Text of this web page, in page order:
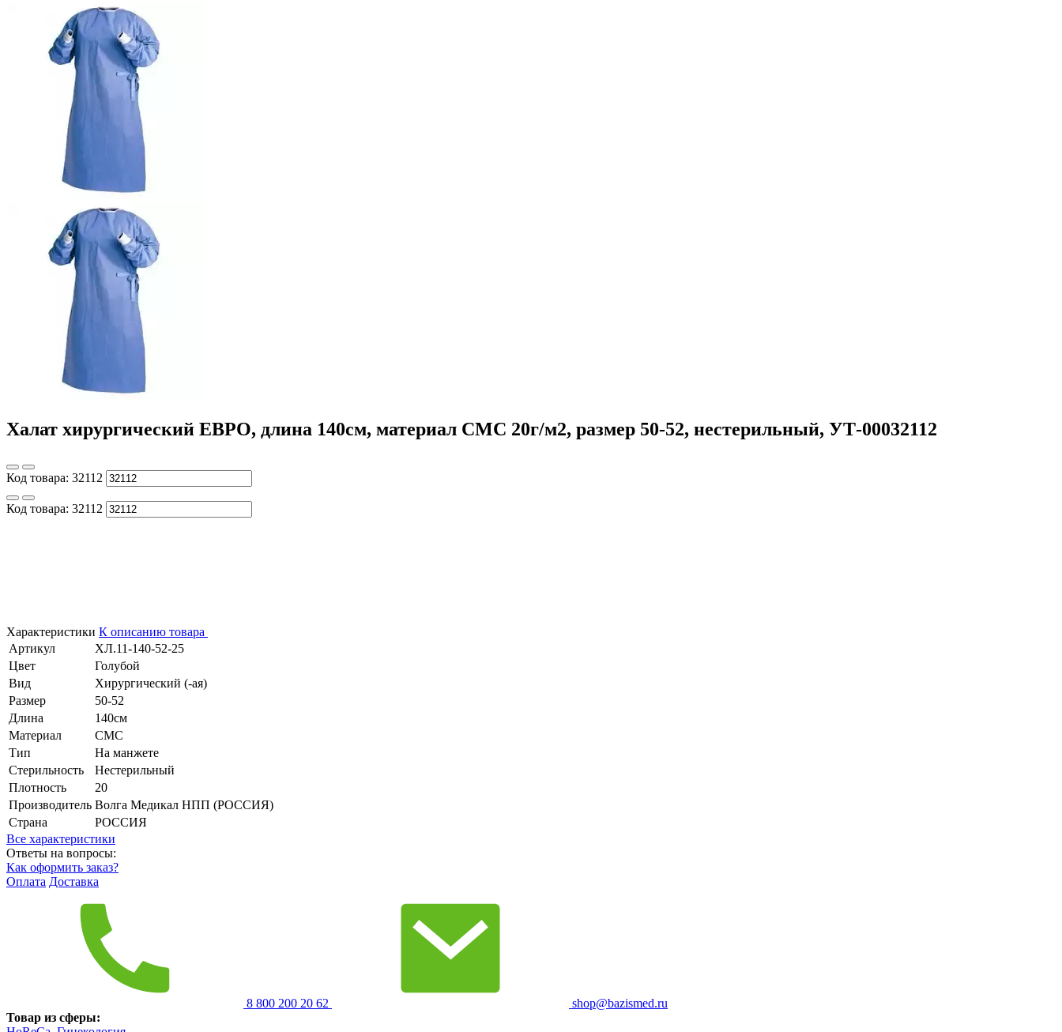
Халат хирургический ЕВРО, длина 140см, материал СМС 20г/м2, размер 50-52, нестерильный, УТ-00032112
Код товара: 32112
Код товара: 32112
Характеристики К описанию товара
Артикул
ХЛ.11-140-52-25
Цвет
Голубой
Вид
Хирургический (-ая)
Размер
50-52
Длина
140см
Материал
СМС
Тип
На манжете
Стерильность
Нестерильный
Плотность
20
Производитель Волга Медикал НПП (РОССИЯ)
Страна
РОССИЯ
Все характеристики
Ответы на вопросы:
Как оформить заказ?
Оплата Доставка
8 800 200 20 62
shop@bazismed.ru
Товар из сферы: